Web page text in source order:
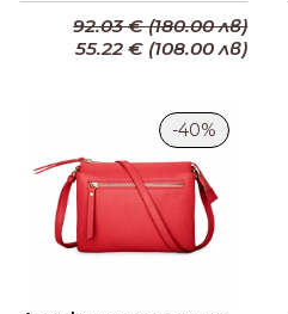
Добави в кошницата
92.03 € (180.00 лв)
55.22 € (108.00 лв)
-40%